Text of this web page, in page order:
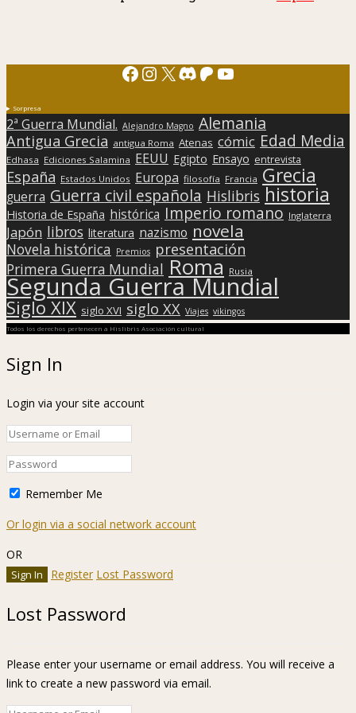
Facebook
Instagram
X Discord
Patreon
YouTube
Sorpresa
2ª Guerra Mundial. Alejandro Magno Alemania
Antigua Grecia antigua Roma Atenas cómic Edad Media
Edhasa Ediciones Salamina EEUU Egipto Ensayo entrevista
España Estados Unidos Europa filosofía Francia Grecia
guerra Guerra civil española Hislibris historia
Historia de España histórica Imperio romano Inglaterra
Japón libros literatura nazismo novela
Novela histórica Premios presentación
Primera Guerra Mundial Roma Rusia
Segunda Guerra Mundial
Siglo XIX siglo XVI siglo XX Viajes vikingos
Todos los derechos pertenecen a Hislibris Asociación cultural
Sign In
Login via your site account
Remember Me
Or login via a social network account
OR
Register Lost Password
Lost Password
Please enter your username or email address. You will receive a
link to create a new password via email.